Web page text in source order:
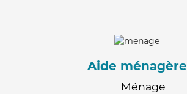
Aide ménagère
Ménage